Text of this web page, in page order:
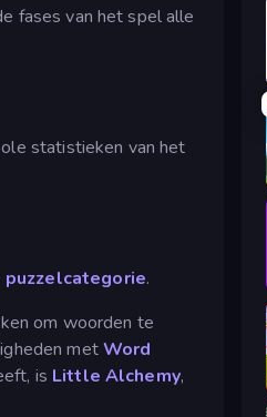
fases van het spel alle
statistieken van het
puzzelcategorie.
om woorden te
metWord
is Little Alchemy,